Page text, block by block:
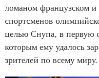
ломаном французском и
спортсменов
целью Снупа, в первую
которым ему удалось
зрителей по всему миру.